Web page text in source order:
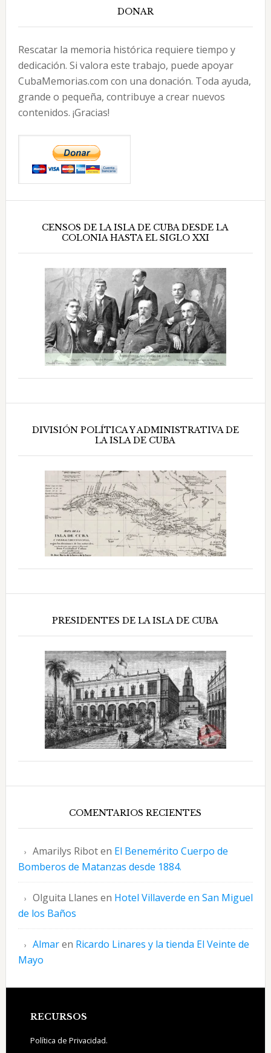
DONAR
Rescatar la memoria histórica requiere tiempo y
dedicación. Si valora este trabajo, puede apoyar
CubaMemorias.com con una donación. Toda ayuda,
grande o pequeña, contribuye a crear nuevos
contenidos. ¡Gracias!
CENSOS DE LA ISLA DE CUBA DESDE LA
COLONIA HASTA EL SIGLO XXI
DIVISIÓN POLÍTICA Y ADMINISTRATIVA DE
LA ISLA DE CUBA
PRESIDENTES DE LA ISLA DE CUBA
COMENTARIOS RECIENTES
Amarilys Riboten El Benemérito Cuerpo de
Bomberos de Matanzas desde 1884.
Olguita Llanes en Hotel Villaverde en San Miguel
de los Baños
Almaren Ricardo Linares y la tienda El Veinte de
Mayo
Footer
RECURSOS
Política de Privacidad.